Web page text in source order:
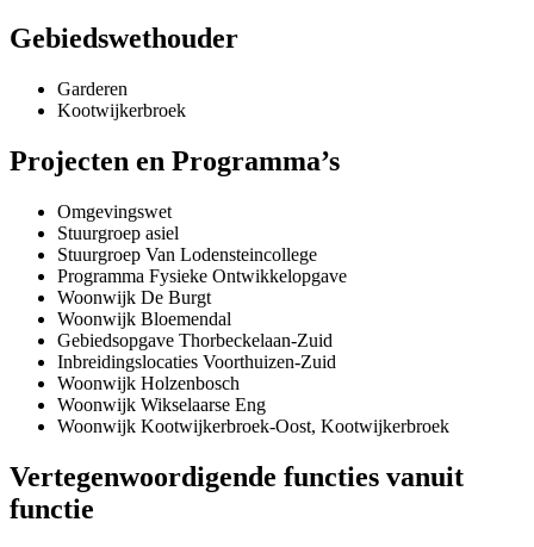
Gebiedswethouder
Garderen
Kootwijkerbroek
Projecten en Programma’s
Omgevingswet
Stuurgroep asiel
Stuurgroep Van Lodensteincollege
Programma Fysieke Ontwikkelopgave
Woonwijk De Burgt
Woonwijk Bloemendal
Gebiedsopgave Thorbeckelaan-Zuid
Inbreidingslocaties Voorthuizen-Zuid
Woonwijk Holzenbosch
Woonwijk Wikselaarse Eng
Woonwijk Kootwijkerbroek-Oost, Kootwijkerbroek
Vertegenwoordigende functies vanuit
functie